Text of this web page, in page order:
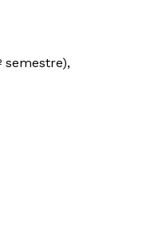
semestre),